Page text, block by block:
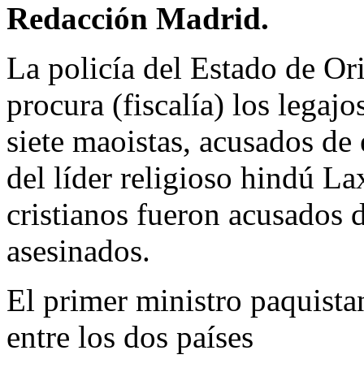
Redacción Madrid.
La policía del Estado de
procura (fiscalía) los
siete maoistas, acusados
del líder religioso hindú
cristianos fueron acusados
asesinados.
El primer ministro
entre los dos países